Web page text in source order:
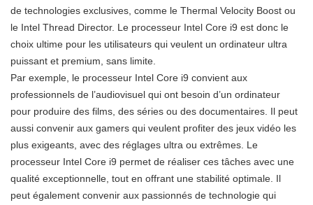
de technologies exclusives, comme le Thermal Velocity Boost ou
le Intel Thread Director. Le processeur Intel Core i9 est donc le
choix ultime pour les utilisateurs qui veulent un ordinateur ultra
puissant et premium, sans limite.
Par exemple, le processeur Intel Core i9 convient aux
professionnels de l’audiovisuel qui ont besoin d’un ordinateur
pour produire des films, des séries ou des documentaires. Il peut
aussi convenir aux gamers qui veulent profiter des jeux vidéo les
plus exigeants, avec des réglages ultra ou extrêmes. Le
processeur Intel Core i9 permet de réaliser ces tâches avec une
qualité exceptionnelle, tout en offrant une stabilité optimale. Il
peut également convenir aux passionnés de technologie qui